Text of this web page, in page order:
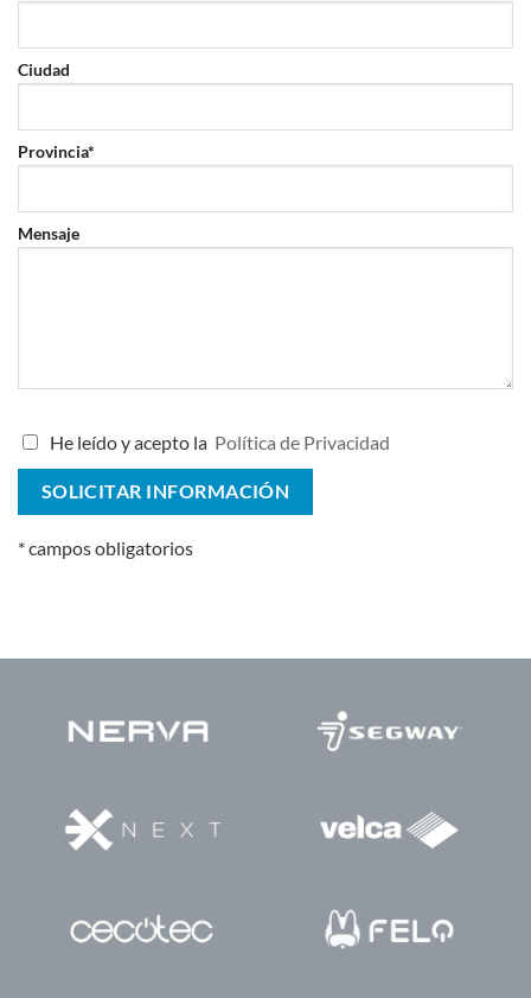
Ciudad
Provincia*
Mensaje
He leído y acepto la Política de Privacidad
* campos obligatorios